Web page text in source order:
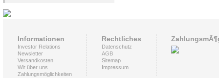
Informationen
Investor Relations
Newsletter
Versandkosten
Wir über uns
Zahlungsmöglichkeiten
Rechtliches
Datenschutz
AGB
Sitemap
Impressum